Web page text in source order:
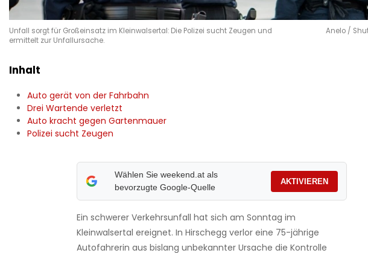
Unfall sorgt für Großeinsatz im Kleinwalsertal: Die Polizei sucht Zeugen und
ermittelt zur Unfallursache.
Anelo /
Inhalt
Auto gerät von der Fahrbahn
Drei Wartende verletzt
Auto kracht gegen Gartenmauer
Polizei sucht Zeugen
Wählen Sie weekend.at als
bevorzugte Google-Quelle
AKTIVIEREN
Ein schwerer Verkehrsunfall hat sich am Sonntag im
Kleinwalsertal ereignet. In Hirschegg verlor eine 75-jährige
Autofahrerin aus bislang unbekannter Ursache die Kontrolle